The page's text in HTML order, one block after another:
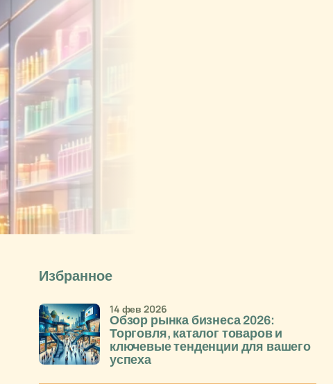
Избранное
Обзор рынка бизнеса 2026:
Торговля, каталог товаров и
ключевые тенденции для вашего
успеха
14 фев 2026